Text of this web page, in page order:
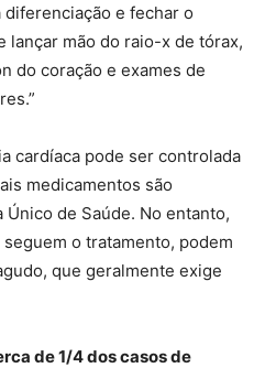
diferenciação e fechar o
lançar mão do raio-x de tórax,
do coração e exames de
cardíaca pode ser controlada
medicamentos são
de Saúde. No entanto,
o tratamento, podem
que geralmente exige
de 1/4 dos casos de